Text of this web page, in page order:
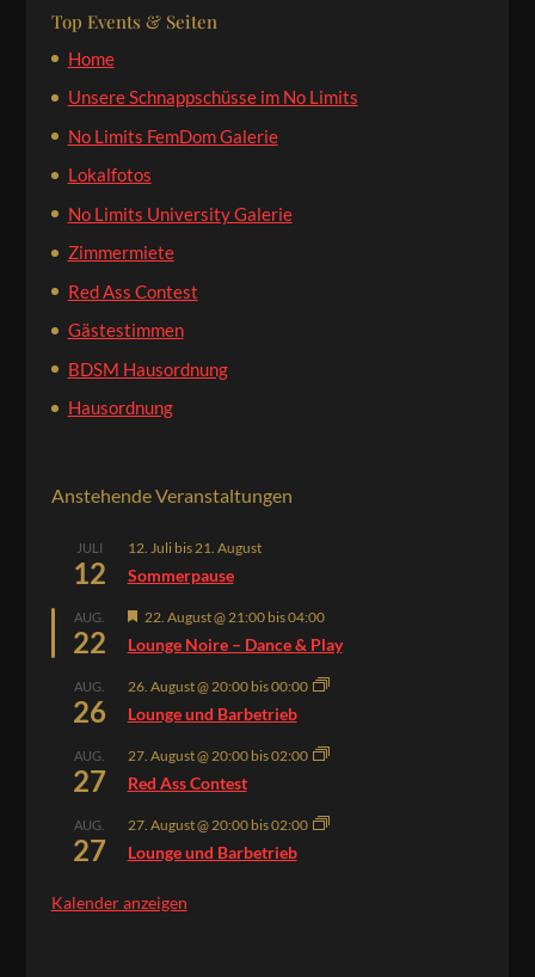
Top Events & Seiten
Home
Unsere Schnappschüsse im No Limits
No Limits FemDom Galerie
Lokalfotos
No Limits University Galerie
Zimmermiete
Red Ass Contest
Gästestimmen
BDSM Hausordnung
Hausordnung
Anstehende Veranstaltungen
JULI
12
12. Julibis21. August
Sommerpause
AUG.
22
Hervorgehoben
22. August @ 21:00bis04:00
Lounge Noire – Dance & Play
AUG.
26
26. August @ 20:00bis00:00
Lounge und Barbetrieb
AUG.
27
27. August @ 20:00bis02:00
Red Ass Contest
AUG.
27
27. August @ 20:00bis02:00
Lounge und Barbetrieb
Kalender anzeigen